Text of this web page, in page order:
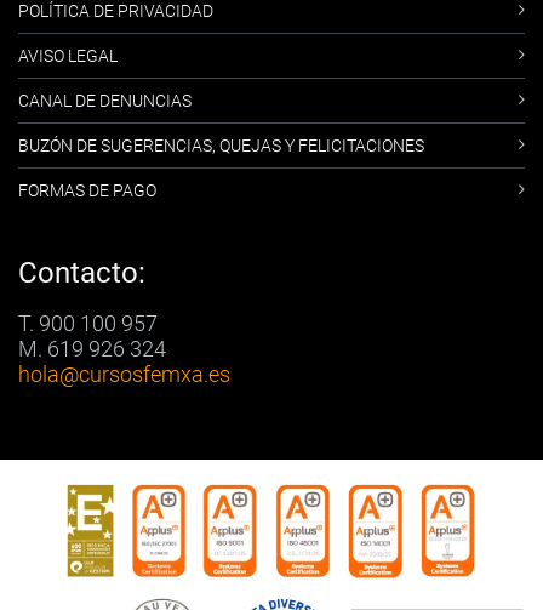
POLÍTICA DE PRIVACIDAD
AVISO LEGAL
CANAL DE DENUNCIAS
BUZÓN DE SUGERENCIAS, QUEJAS Y FELICITACIONES
FORMAS DE PAGO
Contacto:
T. 900 100 957
M. 619 926 324
hola@cursosfemxa.es